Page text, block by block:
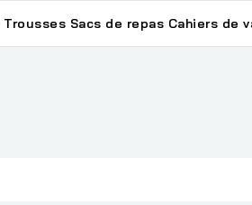
Trousses Sacs de repas Cahiers de